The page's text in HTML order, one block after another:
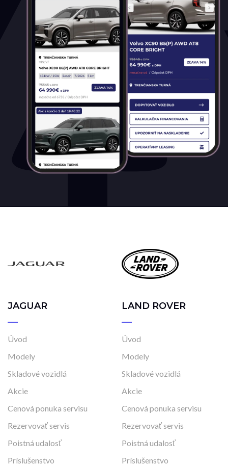
JAGUAR
Úvod
Modely
Skladové vozidlá
Akcie
Cenová ponuka servisu
Rezervovať servis
Poistná udalosť
Príslušenstvo
LAND ROVER
Úvod
Modely
Skladové vozidlá
Akcie
Cenová ponuka servisu
Rezervovať servis
Poistná udalosť
Príslušenstvo